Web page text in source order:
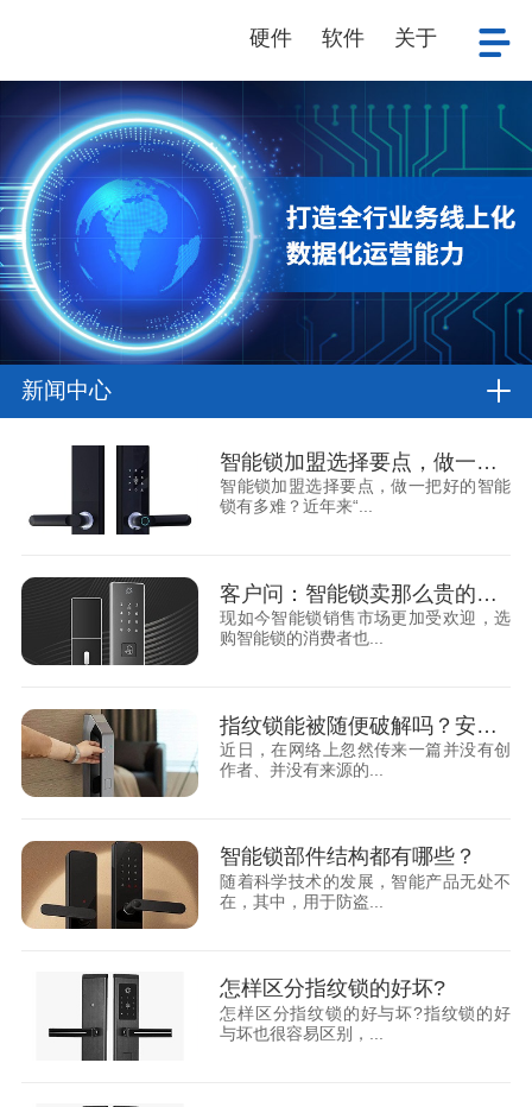
硬件 软件 关于
新闻中心
智能锁加盟选择要点，做一把好的智能锁有多难？
智能锁加盟选择要点，做一把好的智能
锁有多难？近年来“...
客户问：智能锁卖那么贵的原因是什么？你就这样回答
现如今智能锁销售市场更加受欢迎，选
购智能锁的消费者也...
指纹锁能被随便破解吗？安全性高不高？
近日，在网络上忽然传来一篇并没有创
作者、并没有来源的...
智能锁部件结构都有哪些？
随着科学技术的发展，智能产品无处不
在，其中，用于防盗...
怎样区分指纹锁的好坏?
怎样区分指纹锁的好与坏?指纹锁的好
与坏也很容易区别，...